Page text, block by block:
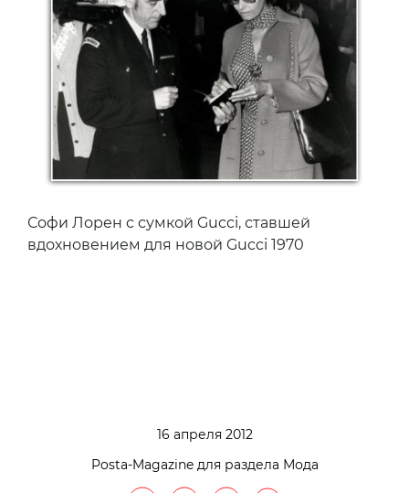
Софи Лорен с сумкой Gucci, ставшей
вдохновением для новой Gucci 1970
16 апреля 2012
Posta-Magazine для раздела Мода